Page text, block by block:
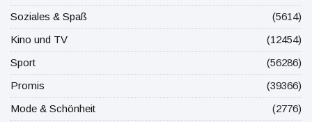
Soziales & Spaß
(5614)
Kino und TV
(12454)
Sport
(56286)
Promis
(39366)
Mode & Schönheit
(2776)